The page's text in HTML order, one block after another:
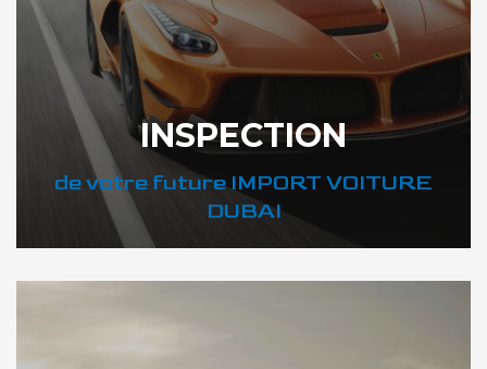
INSPECTION
de votre future IMPORT VOITURE
DUBAI